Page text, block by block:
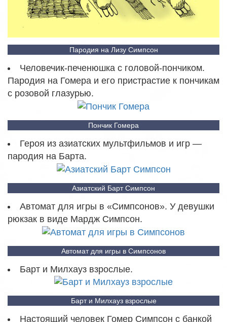
Пародия на Лизу Симпсон
Человечик-печенюшка с головой-пончиком.
Пародия на Гомера и его пристрастие к пончикам
с розовой глазурью.
Пончик Гомера
Героя из азиатских мультфильмов и игр —
пародия на Барта.
Азиатский Барт Симпсон
Автомат для игры в «Симпсонов». У девушки
рюкзак в виде Мардж Симпсон.
Автомат для игры в Симпсонов
Барт и Милхауз взрослые.
Барт и Милхауз взрослые
Настоящий человек Гомер Симпсон с банкой